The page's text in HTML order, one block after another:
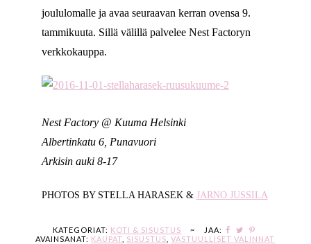
joululomalle ja avaa seuraavan kerran ovensa 9.
tammikuuta. Sillä välillä palvelee Nest Factoryn
verkkokauppa.
Nest Factory @ Kuuma Helsinki
Albertinkatu 6, Punavuori
Arkisin auki 8-17
PHOTOS BY STELLA HARASEK & JARNO JUSSILA
KATEGORIAT: KOTI & SISUSTUS ~
JAA:
AVAINSANAT: KAUPAT SISUSTUS ,VASTUULLISET VALINNAT